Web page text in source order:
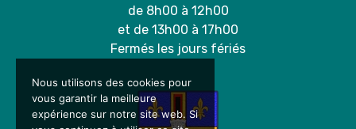
de 8h00 à 12h00
et de 13h00 à 17h00
Fermés les jours fériés
Nous utilisons des cookies pour
vous garantir la meilleure
expérience sur notre site web. Si